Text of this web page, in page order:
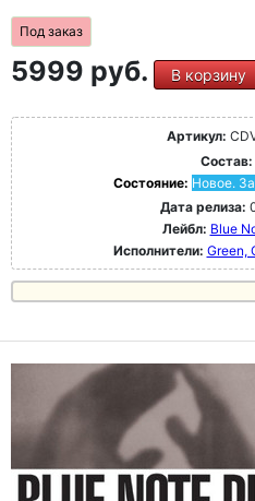
Под заказ
5999 руб. В корзину
Артикул:
Состав:
Состояние: Новое.
Дата релиза:
Лейбл: Blue
Исполнители: Green,